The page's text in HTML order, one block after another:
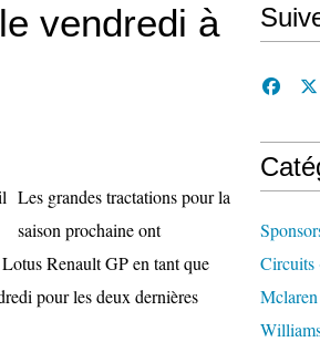
vendredi à
Les grandes tractations pour la
saison prochaine ont
Renault GP en tant que
pour les deux dernières
Circuits
Mclaren